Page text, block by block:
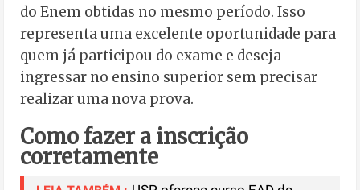
do Enem obtidas no mesmo período. Isso
representa uma excelente oportunidade para
quem já participou do exame e deseja
ingressar no ensino superior sem precisar
realizar uma nova prova.
Como fazer a inscrição
corretamente